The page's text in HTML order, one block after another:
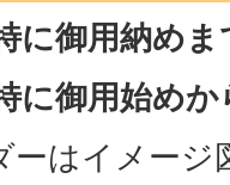
に御用納め
に御用始め
ーはイメージ